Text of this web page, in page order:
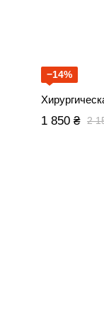
−14%
2
1 850 ₴